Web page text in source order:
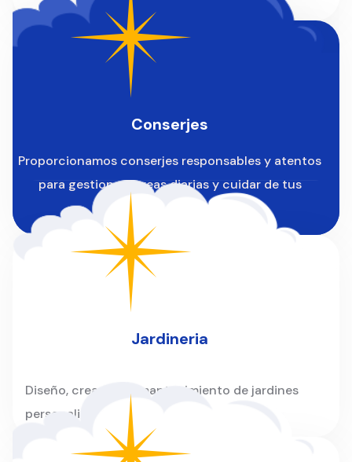
Conserjes
Proporcionamos conserjes responsables y atentos
para gestionar tareas diarias y cuidar de tus
instalaciones.
Jardineria
Diseño, creación y mantenimiento de jardines
personalizados para hogares y empresas.